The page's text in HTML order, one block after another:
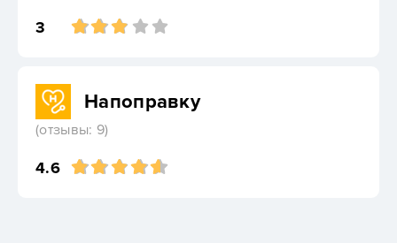
3
Напоправку
(отзывы: 9)
4.6